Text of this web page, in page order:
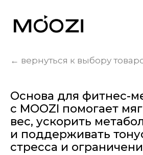
← вернуться к выбору
Основа для фитнес-
с MOOZI помогает
вес, ускорить
и поддерживать
стресса и